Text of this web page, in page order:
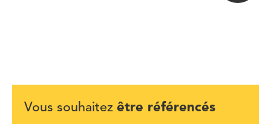
Vous souhaitez être référencés